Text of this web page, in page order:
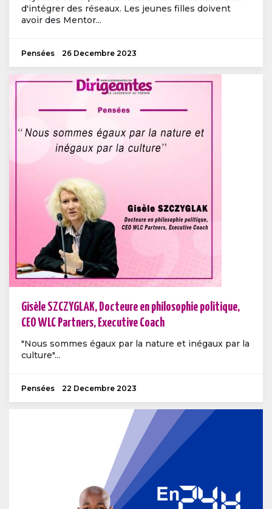
d'intégrer des réseaux. Les jeunes filles doivent
avoir des Mentor...
Pensées 26 Decembre 2023
Gisèle SZCZYGLAK, Docteure en philosophie politique,
CEO WLC Partners, Executive Coach
"Nous sommes égaux par la nature et inégaux par la
culture"...
Pensées 22 Decembre 2023